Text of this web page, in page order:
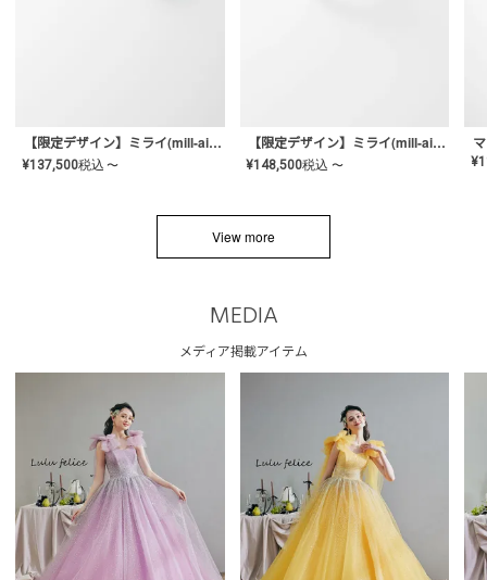
【限定デザイン】ミライ(mill-ai)リング
¥137,500税込 〜
【限定デザイン】ミライ(mill-ai)リング
¥148,500税込 〜 ¥
View more
MEDIA
メディア掲載アイテム